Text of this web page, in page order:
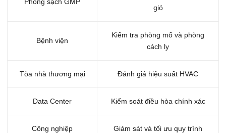
gió
Bệnh viện
Kiểm tra phòng mổ và phòng
cách ly
Tòa nhà thương mại Đánh giá hiệu suất HVAC
Data Center Kiểm soát điều hòa chính xác
Công nghiệp Giám sát và tối ưu quy trình